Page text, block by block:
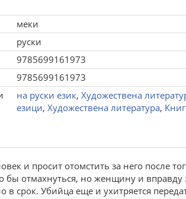
меки
руски
9785699161973
9785699161973
на руски език, Художествена
езици, Художествена литература,
и просит отомстить за него после
отмахнуться, но женщину и вправду
в срок. Убийца еще и ухитряется